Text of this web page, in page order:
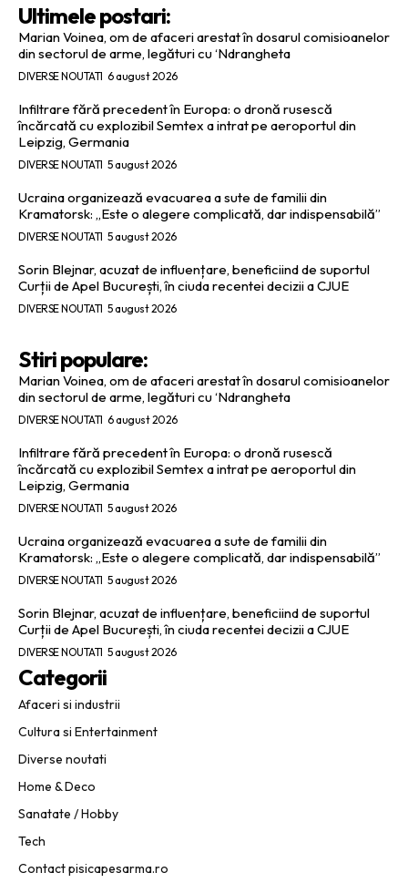
Ultimele postari:
Marian Voinea, om de afaceri arestat în dosarul comisioanelor
din sectorul de arme, legături cu ‘Ndrangheta
DIVERSE NOUTATI 6 august 2026
Infiltrare fără precedent în Europa: o dronă rusescă
încărcată cu explozibil Semtex a intrat pe aeroportul din
Leipzig, Germania
DIVERSE NOUTATI 5 august 2026
Ucraina organizează evacuarea a sute de familii din
Kramatorsk: „Este o alegere complicată, dar indispensabilă”
DIVERSE NOUTATI 5 august 2026
Sorin Blejnar, acuzat de influențare, beneficiind de suportul
Curții de Apel București, în ciuda recentei decizii a CJUE
DIVERSE NOUTATI 5 august 2026
Stiri populare:
Marian Voinea, om de afaceri arestat în dosarul comisioanelor
din sectorul de arme, legături cu ‘Ndrangheta
DIVERSE NOUTATI 6 august 2026
Infiltrare fără precedent în Europa: o dronă rusescă
încărcată cu explozibil Semtex a intrat pe aeroportul din
Leipzig, Germania
DIVERSE NOUTATI 5 august 2026
Ucraina organizează evacuarea a sute de familii din
Kramatorsk: „Este o alegere complicată, dar indispensabilă”
DIVERSE NOUTATI 5 august 2026
Sorin Blejnar, acuzat de influențare, beneficiind de suportul
Curții de Apel București, în ciuda recentei decizii a CJUE
DIVERSE NOUTATI 5 august 2026
Categorii
Afaceri si industrii
Cultura si Entertainment
Diverse noutati
Home & Deco
Sanatate / Hobby
Tech
Contact pisicapesarma.ro